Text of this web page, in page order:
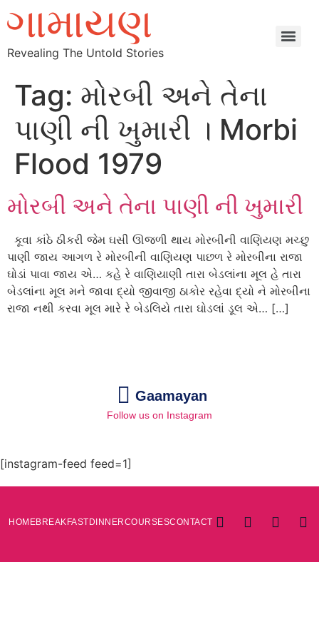
Revealing The Untold Stories
Tag: મોરબી અને તેના
પાણી ની ખુમારી । Morbi
Flood 1979
મોરબી અને તેના પાણી ની ખુમારી
કૂવા કાંઠે ઠીકરી જેમ ઘસી ઊજળી થાય મોરબીની વાણિયણ મચ્છુ
પાણી જાય આગળ રે મોરબીની વાણિયણ પાછળ રે મોરબીના રાજા
ઘોડાં પાવા જાય એ… કહે રે વાણિયાણી તારા બેડલાંના મૂલ હે તારા
બેડલાંના મૂલ મને જાવા દ્યો જીવાજી ઠાકોર રહેવા દ્યો ને મોરબીના
રાજા નથી કરવા મૂલ મારે રે બેડલિયે તારા ઘોડલાં ડૂલ એ… […]
Gaamayan
Follow us on Instagram
[instagram-feed feed=1]
HOMEBREAKFASTDINNERCOURSESCONTACT